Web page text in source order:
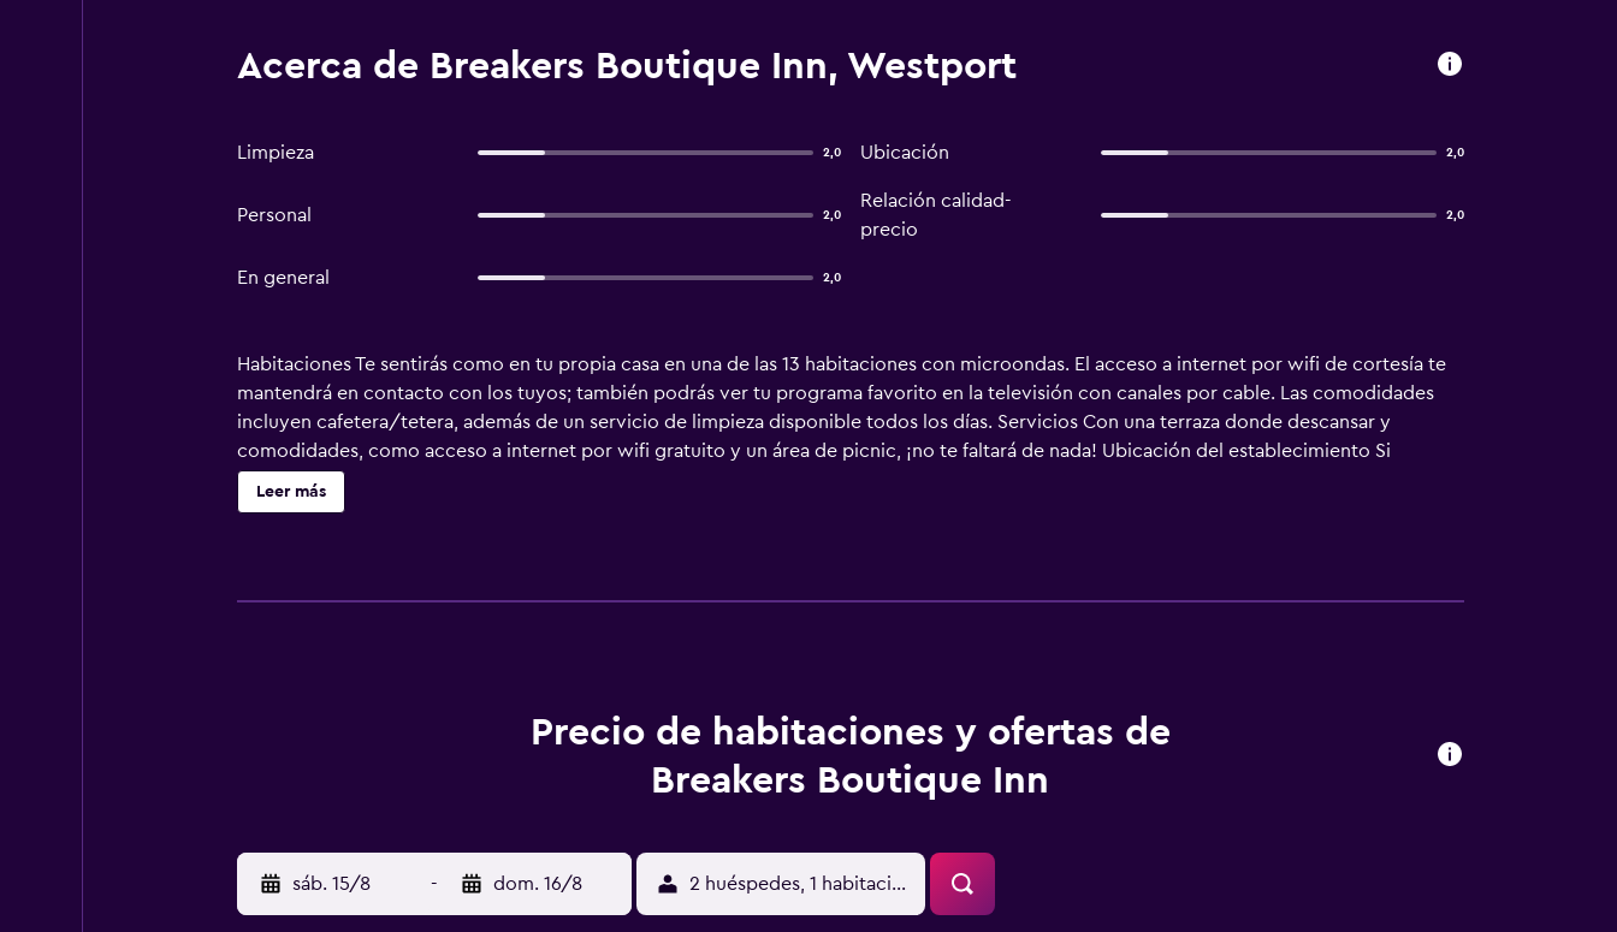
Acerca de Breakers Boutique Inn, Westport
Limpieza 2,0 Ubicación 2,0
Personal 2,0
Relación calidad-
precio
2,0
En general 2,0
Habitaciones Te sentirás como en tu propia casa en una de las 13 habitaciones con microondas. El acceso a internet por wifi de cortesía te
mantendrá en contacto con los tuyos; también podrás ver tu programa favorito en la televisión con canales por cable. Las comodidades
incluyen cafetera/tetera, además de un servicio de limpieza disponible todos los días. Servicios Con una terraza donde descansar y
comodidades, como acceso a internet por wifi gratuito y un área de picnic, ¡no te faltará de nada! Ubicación del establecimiento Si
reservas tu estadía en Breakers Boutique Inn, en Westport, te encontrarás a 10 minutos a pie de Westport Brewing Co. (fábrica de cerveza)
y Parque de la ciudad de Westport. Hospédate en este motel y estarás a 1,8 km de Marina/club náutico Westport, así como a 2,1 km de Faro
adicionales. Esta propiedad acepta tarjetas de crédito; no se acepta efectivo. La recepción abre todos los días de 09:30 a 23:00. Si tienes
previsto llegar después de las 23:00, comunícate con el establecimiento con anticipación. Utiliza la información incluida en la confirmación
de la reservación. El personal de recepción recibirá a los huéspedes al momento de su llegada. Check-Out El Checkout se realiza a las 12:00
Sin ascensor No se sirve alcohol en el establecimiento El establecimiento se limpia con desinfectante El personal usa equipo de protección
personal Hay paneles entre los huéspedes y el personal en las áreas de contacto principales Se implementan medidas de distanciamiento
social en el establecimiento El establecimiento asegura que está implementando medidas para reforzar la limpieza Las sábanas y toallas se
Leer más
Precio de habitaciones y ofertas de
Breakers Boutique Inn
sáb. 15/8 - dom. 16/8 2 huéspedes, 1 habitación